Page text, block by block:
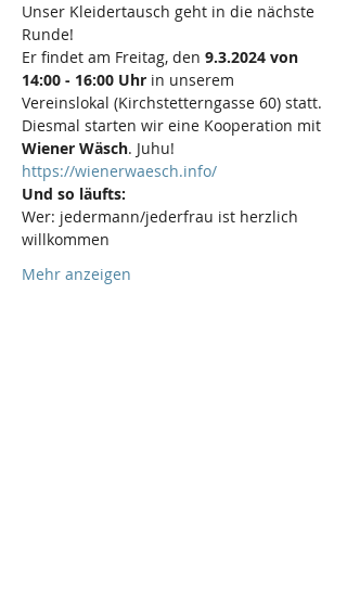
Unser Kleidertausch geht in die nächste
Runde!
Er findet am Freitag, den 9.3.2024 von
14:00 - 16:00 Uhr in unserem
Vereinslokal (Kirchstetterngasse 60) statt.
Diesmal starten wir eine Kooperation mit
Wiener Wäsch. Juhu!
https://wienerwaesch.info/
Und so läufts:
Wer: jedermann/jederfrau ist herzlich
willkommen
Mehr anzeigen